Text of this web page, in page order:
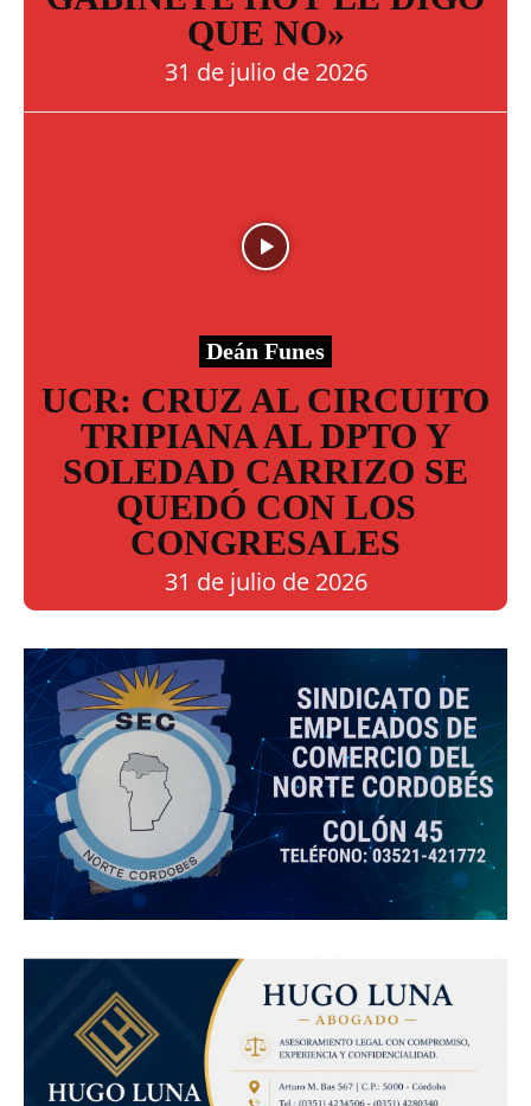
QUE NO»
31 de julio de 2026
Deán Funes
UCR: CRUZ AL CIRCUITO
TRIPIANA AL DPTO Y
SOLEDAD CARRIZO SE
QUEDÓ CON LOS
CONGRESALES
31 de julio de 2026